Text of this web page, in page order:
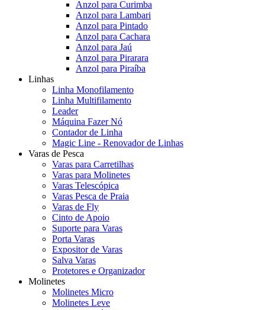
Anzol para Curimba
Anzol para Lambari
Anzol para Pintado
Anzol para Cachara
Anzol para Jaú
Anzol para Pirarara
Anzol para Piraíba
Linhas
Linha Monofilamento
Linha Multifilamento
Leader
Máquina Fazer Nó
Contador de Linha
Magic Line - Renovador de Linhas
Varas de Pesca
Varas para Carretilhas
Varas para Molinetes
Varas Telescópica
Varas Pesca de Praia
Varas de Fly
Cinto de Apoio
Suporte para Varas
Porta Varas
Expositor de Varas
Salva Varas
Protetores e Organizador
Molinetes
Molinetes Micro
Molinetes Leve